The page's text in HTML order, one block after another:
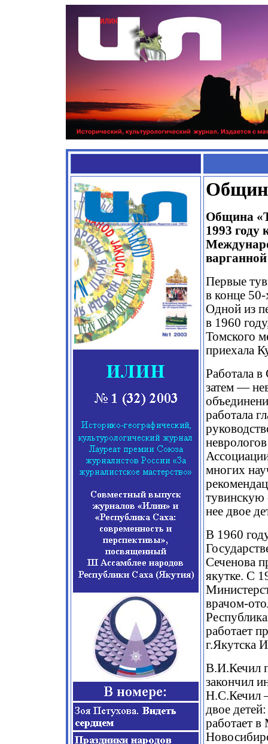
Община
1993 году
Первые
в конце
Одной из
в 1960
Томского
приехала
Работала
затем —
работала
многих
нее двое
В 1960
Сеченова
якутке. С
врачом-
работает
г.Якутска
В.И.Кечил
закончил
Н.С.Кечил
двое
работает